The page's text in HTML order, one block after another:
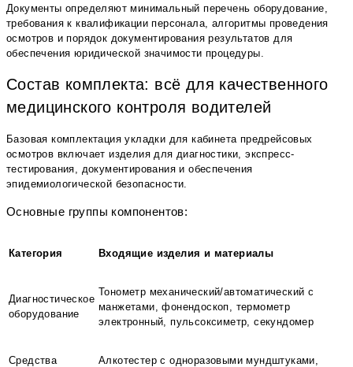
Документы определяют минимальный перечень оборудование,
требования к квалификации персонала, алгоритмы проведения
осмотров и порядок документирования результатов для
обеспечения юридической значимости процедуры.
Состав комплекта: всё для качественного
медицинского контроля водителей
Базовая комплектация укладки для кабинета предрейсовых
осмотров включает изделия для диагностики, экспресс-
тестирования, документирования и обеспечения
эпидемиологической безопасности.
Основные группы компонентов:
Категория Входящие изделия и материалы
Диагностическое
оборудование
Тонометр механический/автоматический с
манжетами, фонендоскоп, термометр
электронный, пульсоксиметр, секундомер
Средства
Алкотестер с одноразовыми мундштуками,